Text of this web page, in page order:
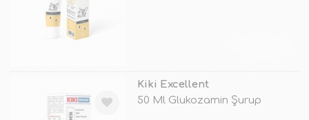
Kiki Excellent
50 Ml Glukozamin Şurup